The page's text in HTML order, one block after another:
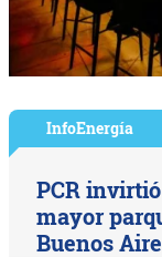
InfoEnergía
PCR
mayor
Buenos